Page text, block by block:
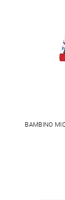
BAMBINO